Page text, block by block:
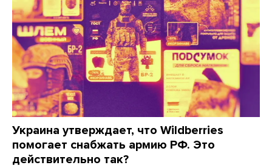
Украина утверждает, что Wildberries
помогает снабжать армию РФ. Это
действительно так?